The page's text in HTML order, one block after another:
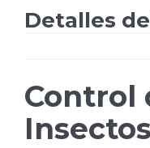
Detalles
Control